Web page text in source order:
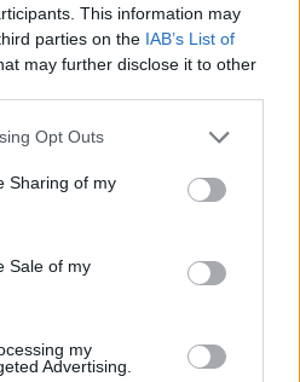
This information may
parties on the IAB’s List of
may further disclose it to other
Opt Outs
Sharing of my
Sale of my
my
Advertising.
στο ΕΣΥ! Το αίμα
αποκλειστικές